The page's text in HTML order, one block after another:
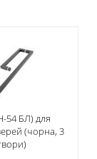
54 БЛ) для
(чорна, 3